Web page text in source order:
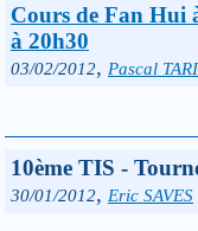
Cours de Fan Hui
à 20h30
03/02/2012, Pascal
10ème TIS -
30/01/2012, Eric SAVES